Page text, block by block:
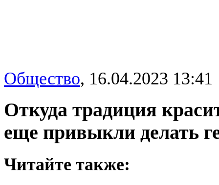
Общество, 16.04.2023 13:41
Откуда традиция
еще привыкли делать
Читайте также: